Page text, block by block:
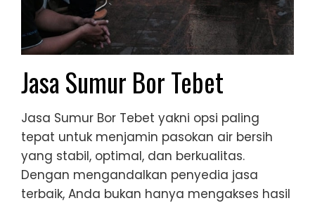
Jasa Sumur Bor Tebet
Jasa Sumur Bor Tebet yakni opsi paling
tepat untuk menjamin pasokan air bersih
yang stabil, optimal, dan berkualitas.
Dengan mengandalkan penyedia jasa
terbaik, Anda bukan hanya mengakses hasil